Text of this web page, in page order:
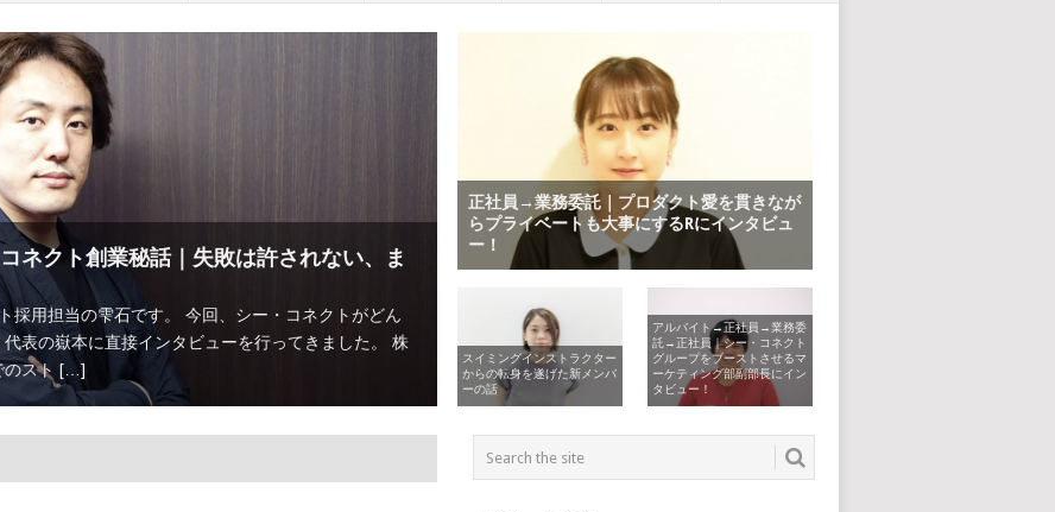
ネクト創業秘話｜失敗は許されない、ま
採用担当の雫石です。 今回、シー・コネクトがどん
表の嶽本に直接インタビューを行ってきました。 株
のスト […]
正社員→業務委託｜プロダクト愛を貫きなが
らプライベートも大事にするRにインタビュ
ー！
スイミングインストラクター
からの転身を遂げた新メンバ
ーの話
アルバイト→正社員→業務委
託→正社員｜シー・コネクト
グループをブーストさせるマ
ーケティング部副部長にイン
タビュー！